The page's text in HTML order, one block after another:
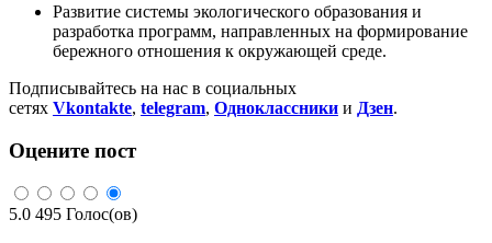
Развитие системы экологического образования и
разработка программ, направленных на формирование
бережного отношения к окружающей среде.
Подписывайтесь на нас в социальных
сетях Vkontakte, telegram, Одноклассники и Дзен.
Оцените пост
5.0 495 Голос(ов)